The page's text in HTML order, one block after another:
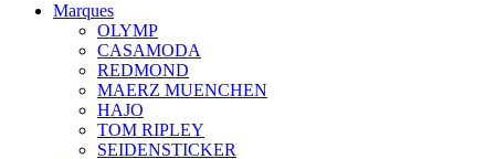
Marques
OLYMP
CASAMODA
REDMOND
MAERZ MUENCHEN
HAJO
TOM RIPLEY
SEIDENSTICKER